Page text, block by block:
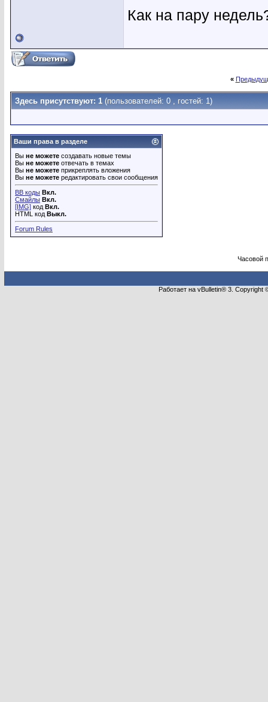
Как на пару
«
Здесь присутствуют: 1 (пользователей: 0 , гостей: 1)
Ваши права в разделе
Вы не можете создавать новые темы
Вы не можете отвечать в темах
Вы не можете прикреплять вложения
Вы не можете редактировать свои сообщения
BB коды Вкл.
Смайлы Вкл.
[IMG] код Вкл.
HTML код Выкл.
Forum Rules
Часовой
Работает на vBulletin® 3.